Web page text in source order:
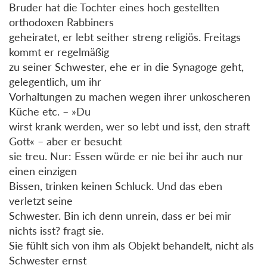
Bruder hat die Tochter eines hoch gestellten
orthodoxen Rabbiners
geheiratet, er lebt seither streng religiös. Freitags
kommt er regelmäßig
zu seiner Schwester, ehe er in die Synagoge geht,
gelegentlich, um ihr
Vorhaltungen zu machen wegen ihrer unkoscheren
Küche etc. – »Du
wirst krank werden, wer so lebt und isst, den straft
Gott« – aber er besucht
sie treu. Nur: Essen würde er nie bei ihr auch nur
einen einzigen
Bissen, trinken keinen Schluck. Und das eben
verletzt seine
Schwester. Bin ich denn unrein, dass er bei mir
nichts isst? fragt sie.
Sie fühlt sich von ihm als Objekt behandelt, nicht als
Schwester ernst